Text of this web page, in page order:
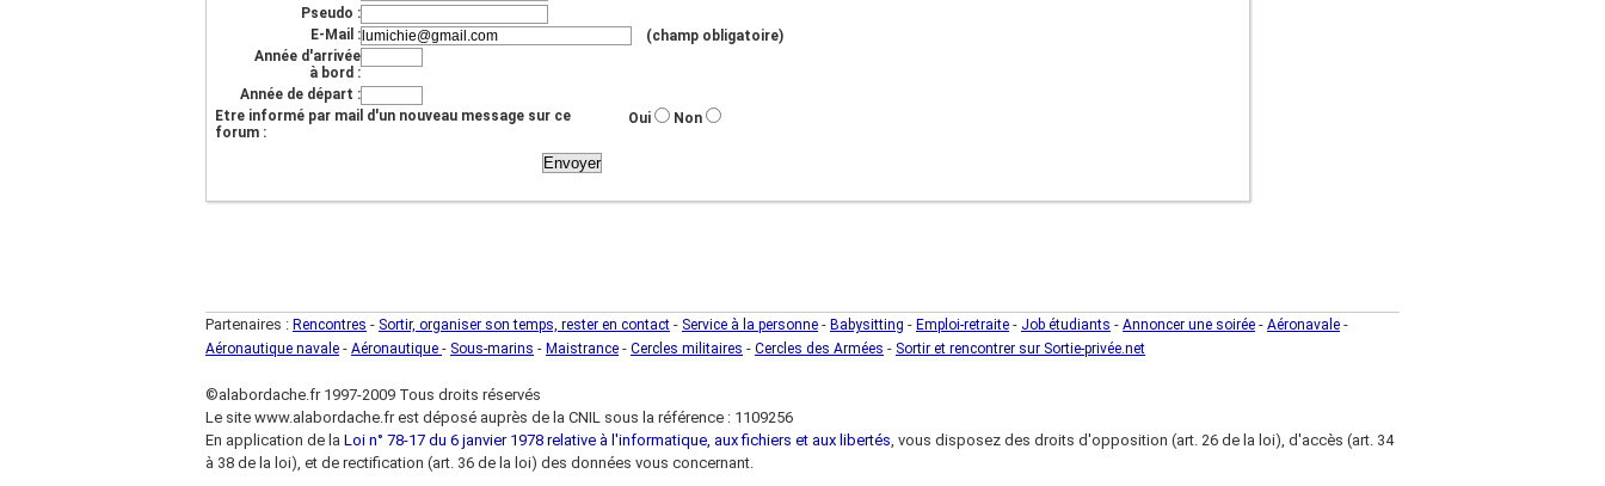
Pseudo :
E-Mail :
(champ obligatoire)
Année d'arrivée
à bord :
Année de départ :
Etre informé par mail d'un nouveau message sur ce
forum :
Oui Non
Partenaires : Rencontres - Sortir, organiser son temps, rester en contact - Service à la personne - Babysitting - Emploi-retraite - Job étudiants - Annoncer une soirée - Aéronavale -
Aéronautique navale - Aéronautique - Sous-marins - Maistrance - Cercles militaires - Cercles des Armées - Sortir et rencontrer sur Sortie-privée.net
©alabordache.fr 1997-2009 Tous droits réservés
Le site www.alabordache.fr est déposé auprès de la CNIL sous la référence : 1109256
En application de la Loi n° 78-17 du 6 janvier 1978 relative à l'informatique, aux fichiers et aux libertés, vous disposez des droits d'opposition (art. 26 de la loi), d'accès (art. 34
à 38 de la loi), et de rectification (art. 36 de la loi) des données vous concernant.